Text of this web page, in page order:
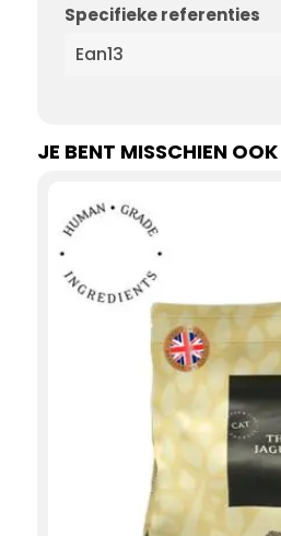
Specifieke referenties
Ean13
JE BENT MISSCHIEN